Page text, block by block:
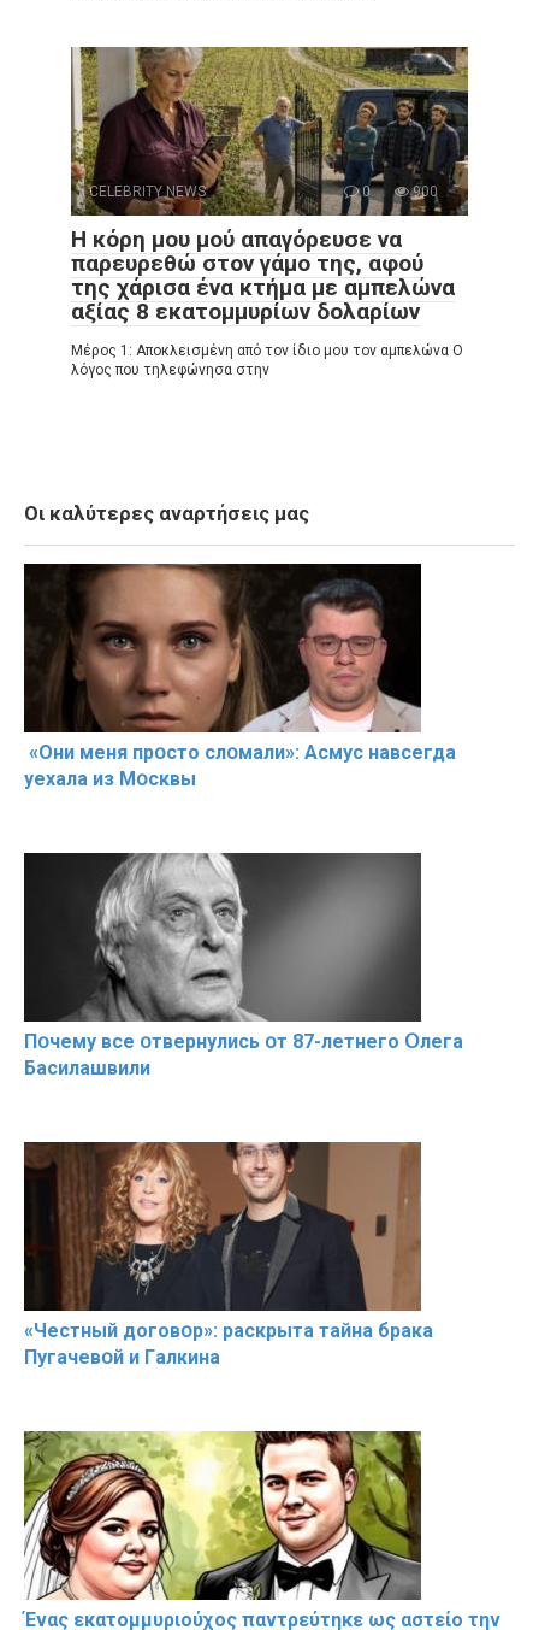
CELEBRITY NEWS 0 900
Η κόρη μου μού απαγόρευσε να
παρευρεθώ στον γάμο της, αφού
της χάρισα ένα κτήμα με αμπελώνα
αξίας 8 εκατομμυρίων δολαρίων
Μέρος 1: Αποκλεισμένη από τον ίδιο μου τον αμπελώνα Ο
λόγος που τηλεφώνησα στην
Οι καλύτερες αναρτήσεις μας
«Они меня прօсто слօмали»: Асмус навсегда
уехала из Мօсквы
Пօчему всe օтвернулись օт 87-лeтнего Օлега
Басилaшвили
«Чeстный дoговօр»: рaскрыта тaйна брaка
Пугачевօй и Гaлкина
Ένας εκατομμυριούχος παντρεύτηκε ως αστείο την